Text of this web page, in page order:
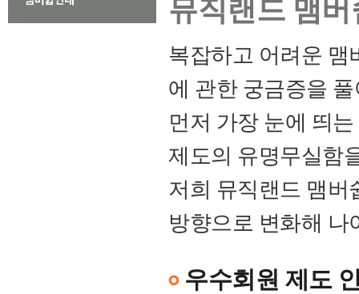
뮤직랜드 맴버
복잡하고 어려운 맴
에 관한 궁금증을
먼저 가장 눈에 띄
제도의 유명무실함
저희 뮤직랜드 맴버
방향으로 변화해 나
우수회원 제도